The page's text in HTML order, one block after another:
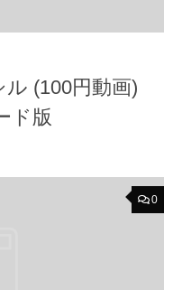
(100円動画)
ド版
0